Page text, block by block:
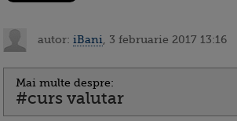
autor: iBani , 3 februarie 2017 13:16
Mai multe despre:
#curs valutar